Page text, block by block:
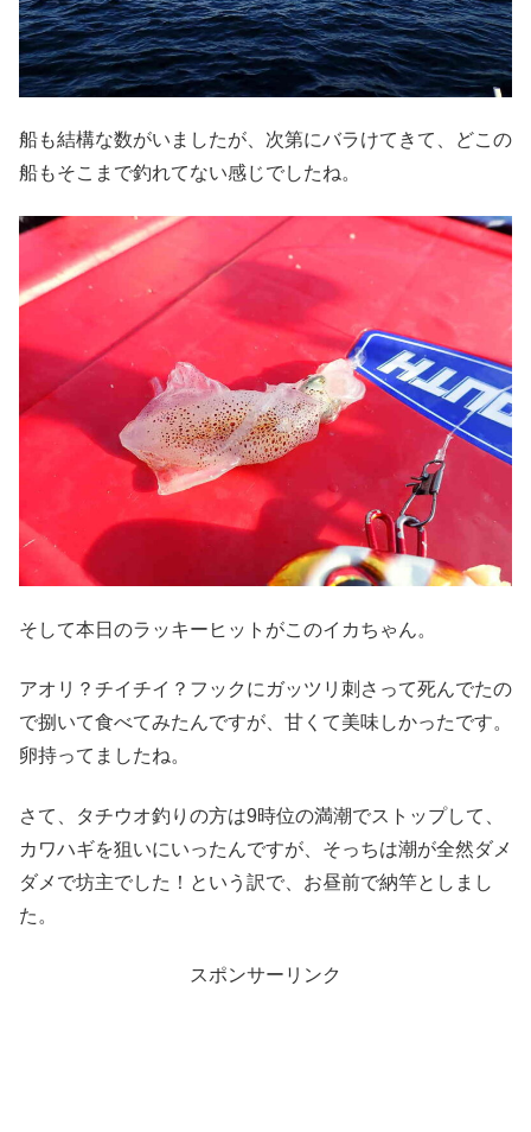
船も結構な数がいましたが、次第にバラけてきて、どこの
船もそこまで釣れてない感じでしたね。
そして本日のラッキーヒットがこのイカちゃん。
アオリ？チイチイ？フックにガッツリ刺さって死んでたの
で捌いて食べてみたんですが、甘くて美味しかったです。
卵持ってましたね。
さて、タチウオ釣りの方は9時位の満潮でストップして、
カワハギを狙いにいったんですが、そっちは潮が全然ダメ
ダメで坊主でした！という訳で、お昼前で納竿としまし
た。
スポンサーリンク